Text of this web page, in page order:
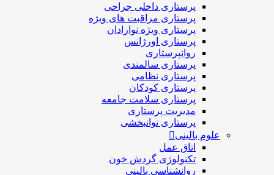
پرستاری داخلی جراحی
پرستاری مراقبت های ويژه
پرستاری ويژه نوازادان
پرستاری اورژانس
روانپرستاری
پرستاری سالمندی
پرستاری نظامی
پرستاری کودکان
پرستاری سلامت جامعه
مدیریت پرستاری
پرستاری توانبخشی
علوم بالینی
اتاق عمل
تکنولوژی گردش خون
روانشناسی بالینی